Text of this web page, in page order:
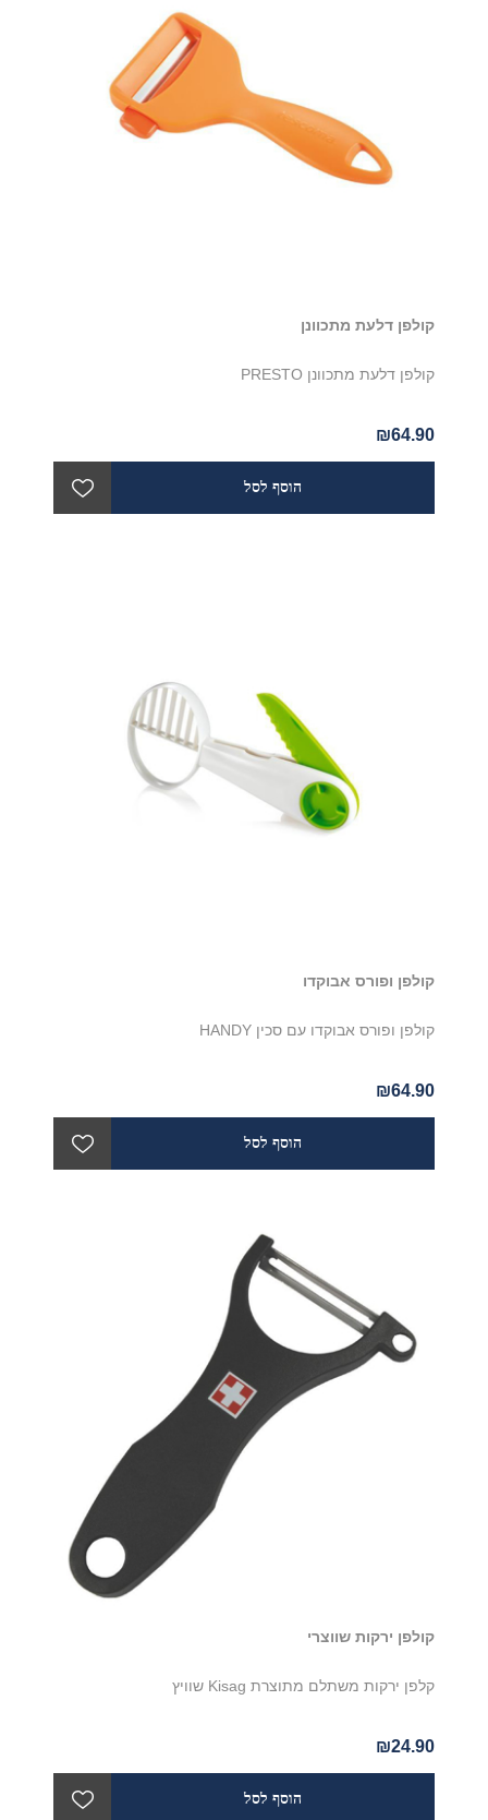
קולפן דלעת מתכוונן
קולפן דלעת מתכוונן PRESTO
₪64.90
קולפן ופורס אבוקדו
קולפן ופורס אבוקדו עם סכין HANDY
₪64.90
קולפן ירקות שווצרי
קלפן ירקות משתלם מתוצרת Kisag שוויץ
₪24.90